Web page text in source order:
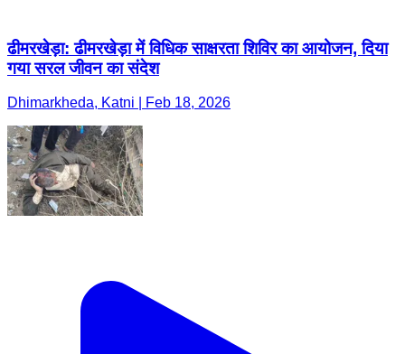
ढीमरखेड़ा: ढीमरखेड़ा में विधिक साक्षरता शिविर का आयोजन, दिया
गया सरल जीवन का संदेश
Dhimarkheda, Katni | Feb 18, 2026